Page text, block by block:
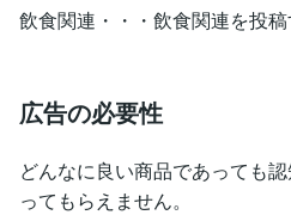
飲食関連・・・飲食関連を投
広告の必要性
どんなに良い商品であっても
ってもらえません。